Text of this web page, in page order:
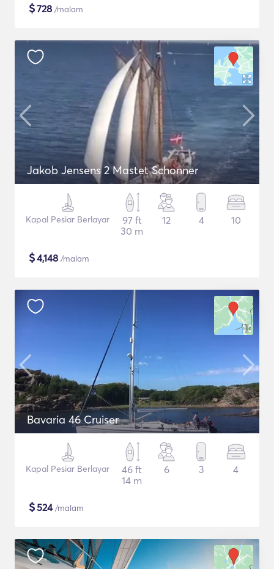
$728 /malam
Jakob Jensens 2 Mastet Schonner
Kapal Pesiar Berlayar
97 ft
30 m
12 4 10
$4,148 /malam
Bavaria 46 Cruiser
Kapal Pesiar Berlayar
46 ft
14 m
6 3 4
$524/malam